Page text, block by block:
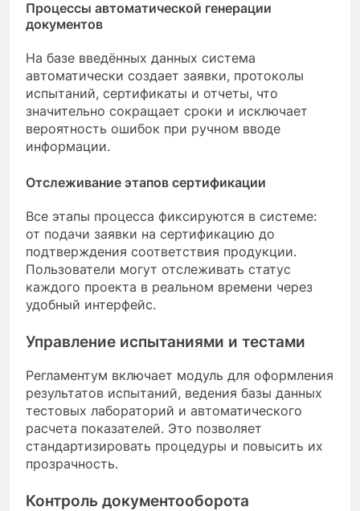
Процессы автоматической генерации
документов
На базе введённых данных система
автоматически создает заявки, протоколы
испытаний, сертификаты и отчеты, что
значительно сокращает сроки и исключает
вероятность ошибок при ручном вводе
информации.
Отслеживание этапов сертификации
Все этапы процесса фиксируются в системе:
от подачи заявки на сертификацию до
подтверждения соответствия продукции.
Пользователи могут отслеживать статус
каждого проекта в реальном времени через
удобный интерфейс.
Управление испытаниями и тестами
Регламентум включает модуль для оформления
результатов испытаний, ведения базы данных
тестовых лабораторий и автоматического
расчета показателей. Это позволяет
стандартизировать процедуры и повысить их
прозрачность.
Контроль документооборота